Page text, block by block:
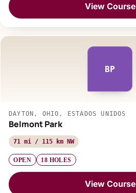
View Course
BP
DAYTON, OHIO, ESTADOS UNIDOS
Belmont Park
71 mi / 115 km NW
OPEN 18 HOLES
View Course